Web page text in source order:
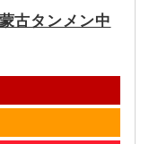
古タンメン中